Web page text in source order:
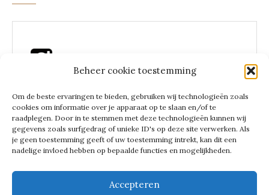
Beheer cookie toestemming
Om de beste ervaringen te bieden, gebruiken wij technologieën zoals
cookies om informatie over je apparaat op te slaan en/of te
raadplegen. Door in te stemmen met deze technologieën kunnen wij
gegevens zoals surfgedrag of unieke ID's op deze site verwerken. Als
je geen toestemming geeft of uw toestemming intrekt, kan dit een
nadelige invloed hebben op bepaalde functies en mogelijkheden.
Accepteren
LEES EEN